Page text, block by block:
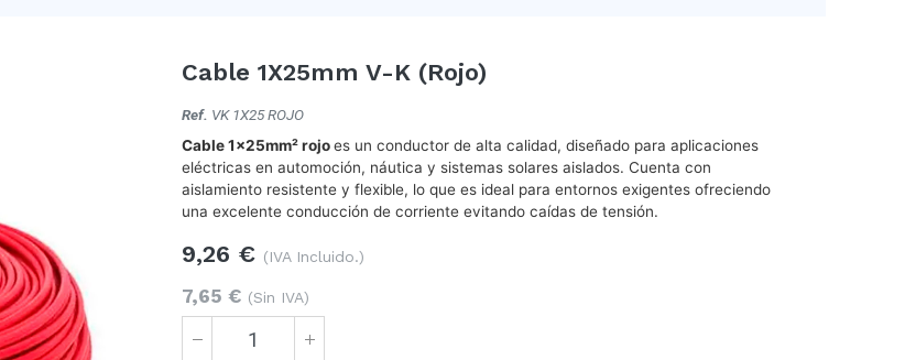
Cable 1X25mm V-K (Rojo)
Ref. VK 1X25 ROJO
Cable 1x25mm² rojoes un conductor de alta calidad, diseñado para aplicaciones
eléctricas en automoción, náutica y sistemas solares aislados. Cuenta con
aislamiento resistente y flexible, lo que es ideal para entornos exigentes ofreciendo
una excelente conducción de corriente evitando caídas de tensión.
9,26 € (IVA Incluido.)
7,65 € (Sin IVA)